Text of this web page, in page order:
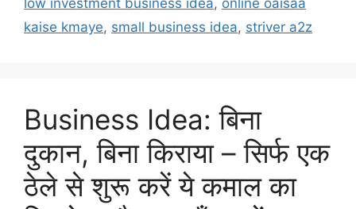
kaise kmaye, small business idea, striver a2z
Business Idea: बिना
दुकान, बिना किराया – सिर्फ एक
ठेले से शुरू करें ये कमाल का